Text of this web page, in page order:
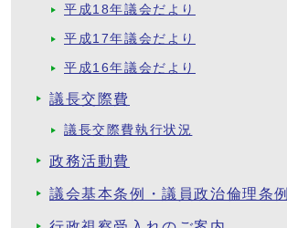
平成18年議会だより
平成17年議会だより
平成16年議会だより
議長交際費
議長交際費執行状況
政務活動費
議会基本条例・議員政治倫理条例